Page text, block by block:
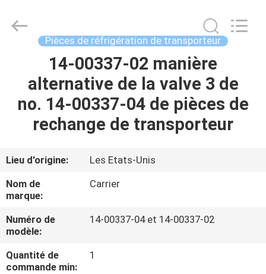
MAISON
À
PROPOS
DE
NOUS
MOTORS
INDUSTRY
Pièces de réfrigération de transporteur
14-00337-02 manière
alternative de la valve 3 de
no. 14-00337-04 de pièces de
rechange de transporteur
Lieu d'origine:
Les Etats-Unis
Nom de
marque:
Carrier
Numéro de
modèle:
14-00337-04 et 14-00337-02
Quantité de
commande min:
1